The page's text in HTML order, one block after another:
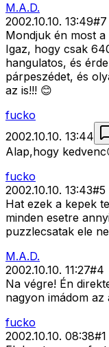
M.A.D.
2002.10.10. 13:49#7
Mondjuk én most
Igaz, hogy csak
hangulatos, és
párpeszédet, és
az is!!! 😊
fucko
2002.10.10. 13:44
Alap,hogy
fucko
2002.10.10. 13:43#5
Hat ezek a kepek
minden esetre
puzzlecsatak ele
M.A.D.
2002.10.10. 11:27#4
Na végre! Én
nagyon imádom
fucko
2002.10.10. 08:38#1